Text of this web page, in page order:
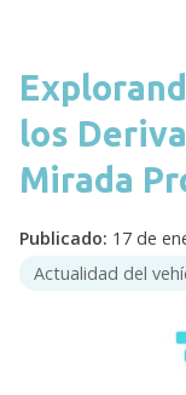
los
Mirada
Publicado: 17 de
Actualidad del